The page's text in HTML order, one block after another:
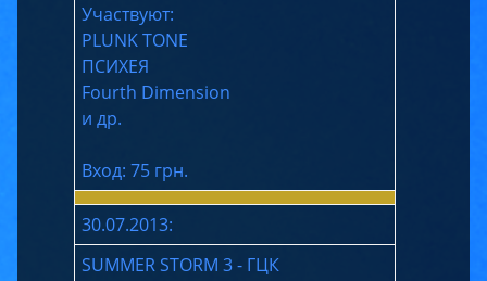
Участвуют:
PLUNK TONE
ПСИХЕЯ
Fourth Dimension
и др.
Вход: 75 грн.
30.07.2013:
SUMMER STORM 3 - ГЦК